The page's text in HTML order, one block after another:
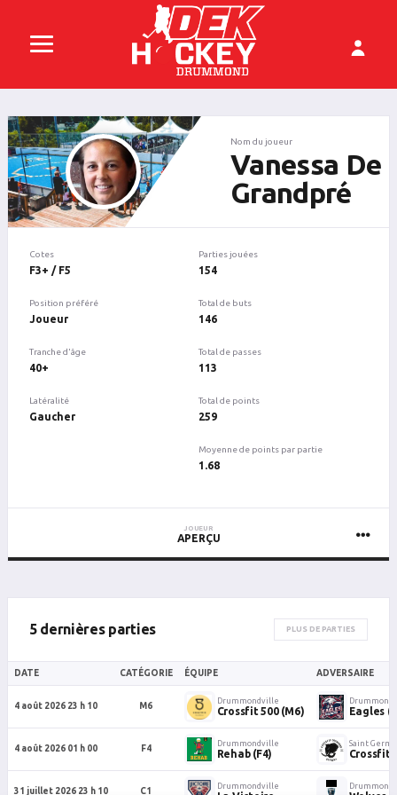
Nom du joueur
Vanessa De
Grandpré
Cotes
F3+ / F5
Position préféré
Joueur
Tranche d'âge
40+
Latéralité
Gaucher
Parties jouées
154
Total de buts
146
Total de passes
113
Total de points
259
Moyenne de points par partie
1.68
JOUEUR
APERÇU
5 dernières parties PLUS DE PARTIES
DATE CATÉGORIE ÉQUIPE ADVERSAIRE
4 août 2026 23 h 10 M6
Drummondville
Crossfit 500 (M6) Eagles
4 août 2026 01 h 00 F4
Drummondville
Rehab (F4)
Saint
Crossfit
31 juillet 2026 23 h 10 C1
Drummondville